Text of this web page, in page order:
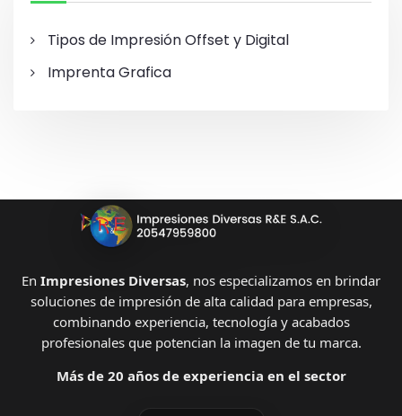
Tipos de Impresión Offset y Digital
Imprenta Grafica
En Impresiones Diversas, nos especializamos en brindar
soluciones de impresión de alta calidad para empresas,
combinando experiencia, tecnología y acabados
profesionales que potencian la imagen de tu marca.
Más de 20 años de experiencia en el sector